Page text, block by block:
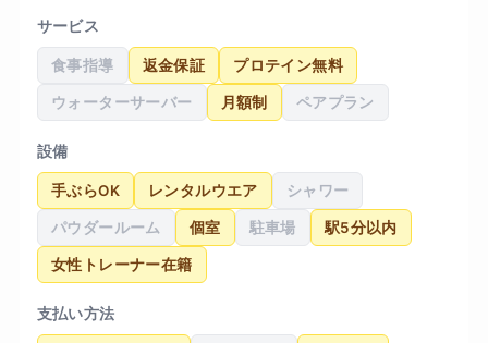
のアドバイスももらえたおかげで、生活習慣その
ものが整い、ジムに行かない日でも自然と体に良
い選択ができるようになったのが大きな変化だっ
た。結果として、「ただ痩せる」以上に、生活全
体が前向きになったと感じている。
サービス
食事指導 返金保証 プロテイン無料
ウォーターサーバー 月額制 ペアプラン
設備
手ぶらOK レンタルウエア シャワー
パウダールーム 個室 駐車場 駅5分以内
女性トレーナー在籍
支払い方法